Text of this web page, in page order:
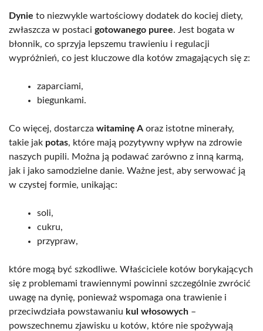
Dynie to niezwykle wartościowy dodatek do kociej diety,
zwłaszcza w postaci gotowanego puree. Jest bogata w
błonnik, co sprzyja lepszemu trawieniu i regulacji
wypróżnień, co jest kluczowe dla kotów zmagających się z:
zaparciami,
biegunkami.
Co więcej, dostarcza witaminę A oraz istotne minerały,
takie jak potas, które mają pozytywny wpływ na zdrowie
naszych pupili. Można ją podawać zarówno z inną karmą,
jak i jako samodzielne danie. Ważne jest, aby serwować ją
w czystej formie, unikając:
soli,
cukru,
przypraw,
które mogą być szkodliwe. Właściciele kotów borykających
się z problemami trawiennymi powinni szczególnie zwrócić
uwagę na dynię, ponieważ wspomaga ona trawienie i
przeciwdziała powstawaniu kul włosowych –
powszechnemu zjawisku u kotów, które nie spożywają